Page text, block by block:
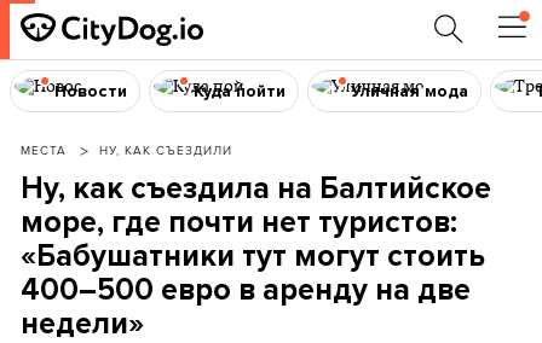
Новости Куда пойти Уличная мода
МЕСТА НУ, КАК СЪЕЗДИЛИ
Ну, как съездила на Балтийское
море, где почти нет туристов:
«Бабушатники тут могут стоить
400–500 евро в аренду на две
недели»